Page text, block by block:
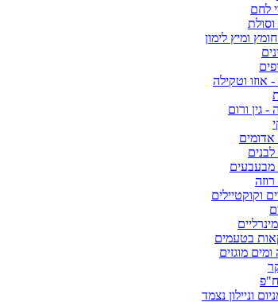
לחם
ומיץ לימון
אוזו וטקילה
- גין ורום
אדומים
לבנים
מבעבעים
רוזה
וקוקטיילים
בטעמים
מוגזים
ח"פ
וניילון נצמד